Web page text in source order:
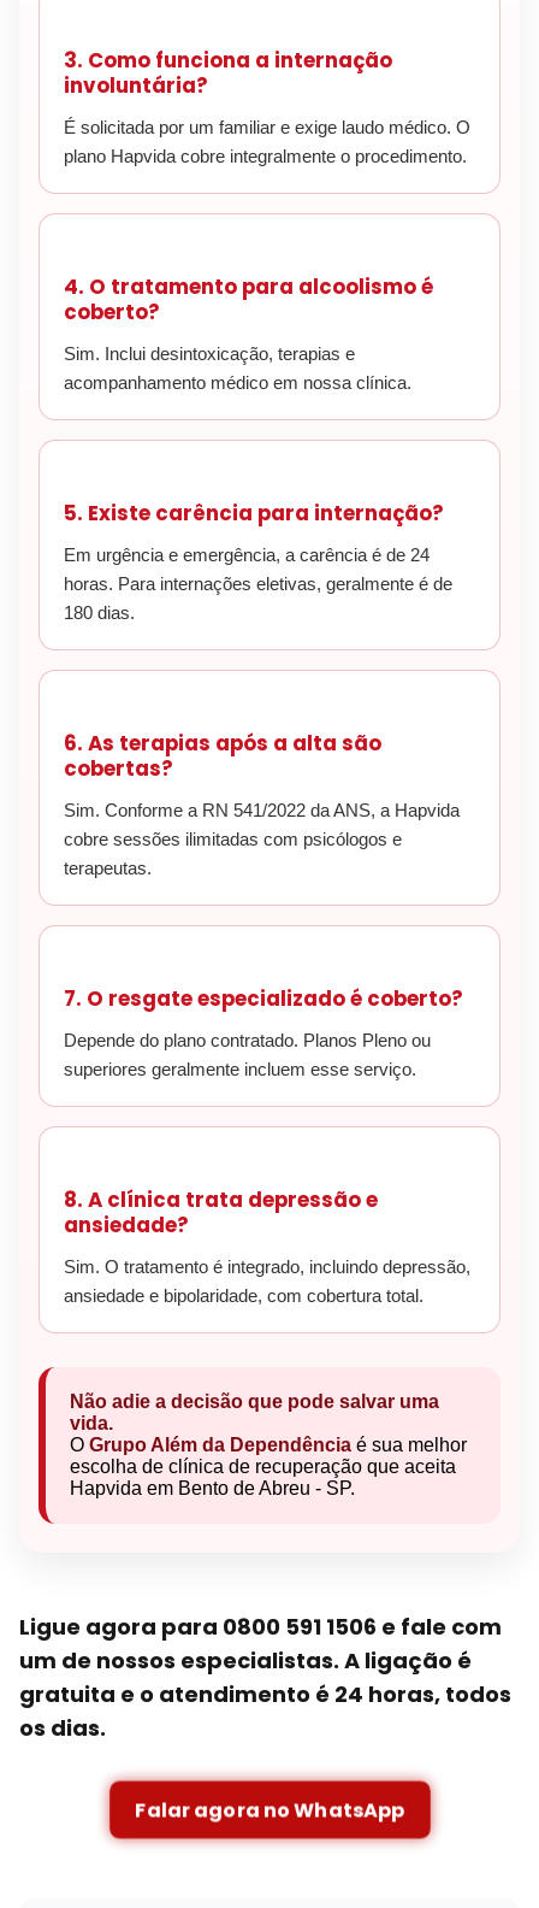
3. Como funciona a internação
involuntária?
É solicitada por um familiar e exige laudo médico. O
plano Hapvida cobre integralmente o procedimento.
4. O tratamento para alcoolismo é
coberto?
Sim. Inclui desintoxicação, terapias e
acompanhamento médico em nossa clínica.
5. Existe carência para internação?
Em urgência e emergência, a carência é de 24
horas. Para internações eletivas, geralmente é de
180 dias.
6. As terapias após a alta são
cobertas?
Sim. Conforme a RN 541/2022 da ANS, a Hapvida
cobre sessões ilimitadas com psicólogos e
terapeutas.
7. O resgate especializado é coberto?
Depende do plano contratado. Planos Pleno ou
superiores geralmente incluem esse serviço.
8. A clínica trata depressão e
ansiedade?
Sim. O tratamento é integrado, incluindo depressão,
ansiedade e bipolaridade, com cobertura total.
Não adie a decisão que pode salvar uma
vida.
O Grupo Além da Dependência é sua melhor
escolha de clínica de recuperação que aceita
Hapvida em Bento de Abreu - SP.
Ligue agora para 0800 591 1506 e fale com
um de nossos especialistas. A ligação é
gratuita e o atendimento é 24 horas, todos
os dias.
Falar agora no WhatsApp